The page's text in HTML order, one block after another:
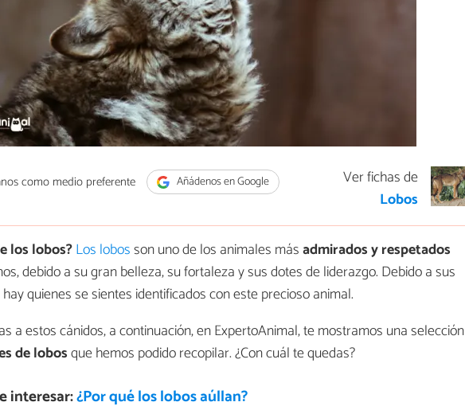
como medio preferente Añádenos en Google
Ver fichas de
Lobos
los lobos?Los lobosson uno de los animales másadmirados y respetados
debido a su gran belleza, su fortaleza y sus dotes de liderazgo. Debido a sus
quienes se sientes identificados con este precioso animal.
a estos cánidos, a continuación, en ExpertoAnimal, te mostramos una selección
de lobosque hemos podido recopilar. ¿Con cuál te quedas?
interesar:¿Por qué los lobos aúllan?